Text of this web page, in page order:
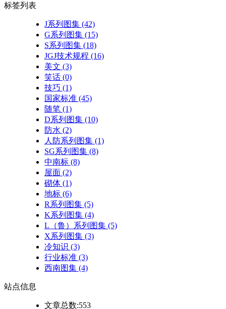
标签列表
J系列图集 (42)
G系列图集 (15)
S系列图集 (18)
JGJ技术规程 (16)
美文 (3)
笑话 (0)
技巧 (1)
国家标准 (45)
随笔 (1)
D系列图集 (10)
防水 (2)
人防系列图集 (1)
SG系列图集 (8)
中南标 (8)
屋面 (2)
砌体 (1)
地标 (6)
R系列图集 (5)
K系列图集 (4)
L（鲁）系列图集 (5)
X系列图集 (3)
冷知识 (3)
行业标准 (3)
西南图集 (4)
站点信息
文章总数:553